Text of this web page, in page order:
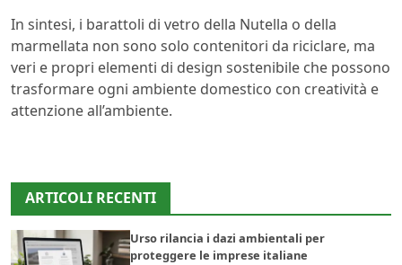
In sintesi, i barattoli di vetro della Nutella o della
marmellata non sono solo contenitori da riciclare, ma
veri e propri elementi di design sostenibile che possono
trasformare ogni ambiente domestico con creatività e
attenzione all’ambiente.
ARTICOLI RECENTI
Urso rilancia i dazi ambientali per
proteggere le imprese italiane